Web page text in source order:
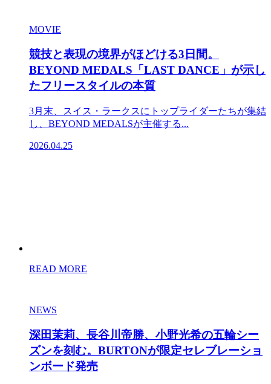
MOVIE
競技と表現の境界がほどける3日間。
BEYOND MEDALS「LAST DANCE」が示し
たフリースタイルの本質
3月末、スイス・ラークスにトップライダーたちが集結
し、BEYOND MEDALSが主催する...
2026.04.25
READ MORE
NEWS
深田茉莉、長谷川帝勝、小野光希の五輪シー
ズンを刻む。BURTONが限定セレブレーショ
ンボード発売